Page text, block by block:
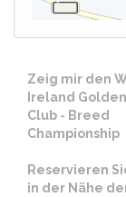
Zeig mir den
Ireland
Club - Breed
Championship
Reservieren
in der Nähe